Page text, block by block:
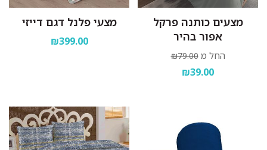
מצעים כותנה פרקל
אפור בהיר
החל מ ₪79.00
₪39.00
מצעי פלנל דגם דייזי
₪399.00